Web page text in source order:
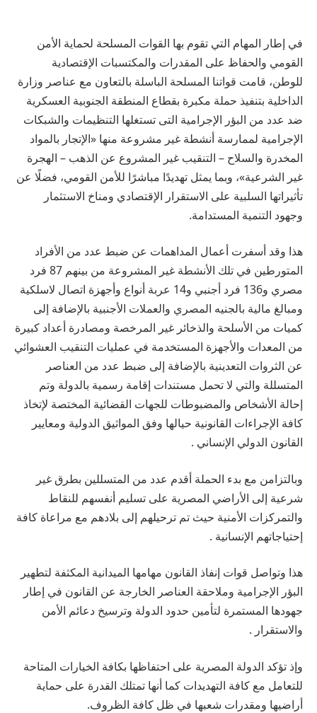
في إطار المهام التي تقوم بها القوات المسلحة لحماية الأمن
القومي والحفاظ على المقدرات والمكتسبات الإقتصادية
للوطن، قامت قواتنا المسلحة الباسلة بالتعاون مع عناصر وزارة
الداخلية بتنفيذ حملة مكبرة بقطاع المنطقة الجنوبية العسكرية
ضد عدد من البؤر الإجرامية التى تستغلها التنظيمات والشبكات
الإجرامية لممارسة أنشطة غير مشروعة منها «الإتجار بالمواد
المخدرة والسلاح – التنقيب غير المشروع عن الذهب – الهجرة
غير الشرعية»، وبما يمثل تهديدًا مباشرًا للأمن القومي، فضلًا عن
تأثيراتها السلبية على الاستقرار الإقتصادي ومناخ الاستثمار
وجهود التنمية المستدامة.
هذا وقد أسفرت أعمال المداهمات عن ضبط عدد من الأفراد
المتورطين في تلك الأنشطة غير المشروعة من بينهم 87 فرد
مصري و136 فرد أجنبي و14 عربة أنواع وأجهزة اتصال لاسلكية
ومبالغ مالية بالجنيه المصري والعملات الأجنبية بالإضافة إلى
كميات من الأسلحة والذخائر غير المرخصة ومصادرة أعداد كبيرة
من المعدات والأجهزة المستخدمة في عمليات التنقيب العشوائي
عن الثروات التعدينية بالإضافة إلى ضبط عدد من العناصر
المتسللة والتي لا تحمل مستندات إقامة رسمية بالدولة وتم
إحالة الأشخاص والمضبوطات للجهات القضائية المختصة لإتخاذ
كافة الإجراءات القانونية حيالها وفق المواثيق الدولية ومعايير
القانون الدولي الإنساني .
وبالتزامن مع بدء الحملة أقدم عدد من المتسللين بطرق غير
شرعية إلى الأراضي المصرية على تسليم أنفسهم للنقاط
والتمركزات الأمنية حيث تم ترحيلهم إلى بلادهم مع مراعاة كافة
إحتياجاتهم الإنسانية .
هذا وتواصل قوات إنفاذ القانون مهامها الميدانية المكثفة لتطهير
البؤر الإجرامية وملاحقة العناصر الخارجة عن القانون في إطار
جهودها المستمرة لتأمين حدود الدولة وترسيخ دعائم الأمن
والاستقرار .
وإذ تؤكد الدولة المصرية على احتفاظها بكافة الخيارات المتاحة
للتعامل مع كافة التهديدات كما أنها تمتلك القدرة على حماية
أراضيها ومقدرات شعبها في ظل كافة الظروف.